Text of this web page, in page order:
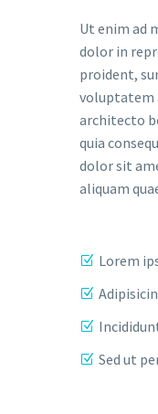
Ut enim ad
dolor in
proident,
voluptatem
architecto
quia
dolor sit
aliquam
Lorem
Sed ut